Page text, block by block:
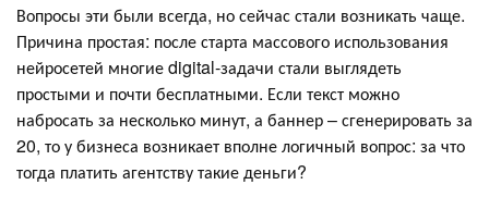
Вопросы эти были всегда, но сейчас стали возникать чаще.
Причина простая: после старта массового использования
нейросетей многие digital-задачи стали выглядеть
простыми и почти бесплатными. Если текст можно
набросать за несколько минут, а баннер – сгенерировать за
20, то у бизнеса возникает вполне логичный вопрос: за что
тогда платить агентству такие деньги?